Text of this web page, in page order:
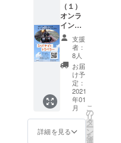
体育会ラグ
ビー部所属
頃のお
届けを
予定し
ていま
す。
（１）
オンラ
イン難
民映画
祭への
優先ご
招待
（２）
お礼の
お手紙
（３）
活動報
告書 ※
映画祭
への通
支援
者：
8人
お届
け予
定：
2021
年01
月
詳細を見る
こ
の
リ
タ
ー
ン
を